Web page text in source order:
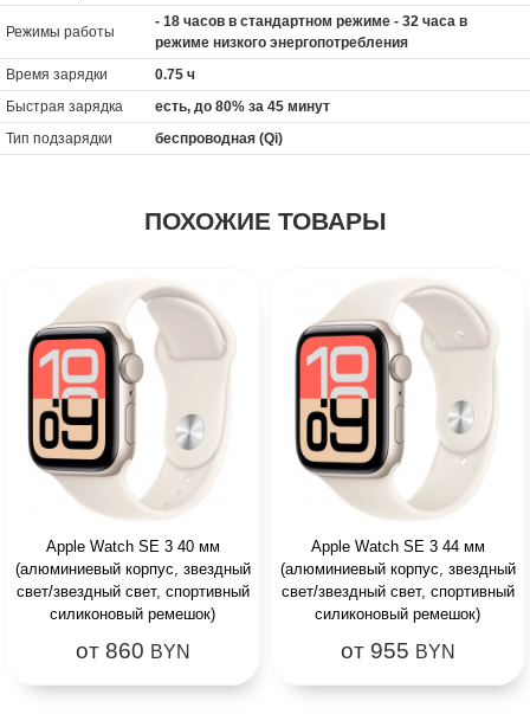
Режимы работы
- 18 часов в стандартном режиме - 32 часа в
режиме низкого энергопотребления
Время зарядки
0.75 ч
Быстрая зарядка
есть, до 80% за 45 минут
Тип подзарядки
беспроводная (Qi)
ПОХОЖИЕ ТОВАРЫ
Apple Watch SE 3 40 мм
(алюминиевый корпус, звездный
свет/звездный свет, спортивный
силиконовый ремешок)
от 860 BYN
Apple Watch SE 3 44 мм
(алюминиевый корпус, звездный
свет/звездный свет, спортивный
силиконовый ремешок)
от 955 BYN